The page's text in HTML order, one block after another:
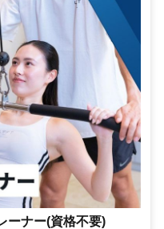
ーナー(資格不要)